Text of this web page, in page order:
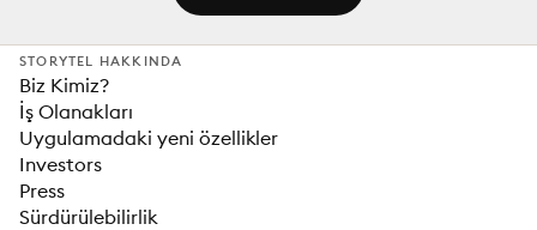
STORYTEL HAKKINDA
Biz Kimiz?
İş Olanakları
Uygulamadaki yeni özellikler
Investors
Press
Sürdürülebilirlik